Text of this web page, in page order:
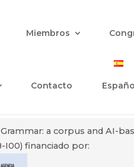
a corpus and AI-
I00) financiado por:
Miembros
Contacto